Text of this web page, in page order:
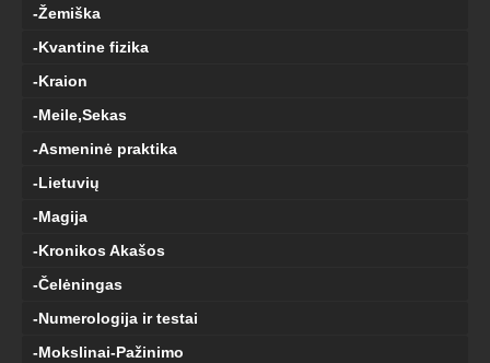
-Žemiška
-Kvantine fizika
-Kraion
-Meile,Sekas
-Asmeninė praktika
-Lietuvių
-Magija
-Kronikos Akašos
-Čelėningas
-Numerologija ir testai
-Mokslinai-Pažinimo